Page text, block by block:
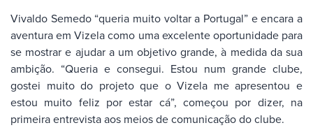
Vivaldo Semedo “queria muito voltar a Portugal” e encara a
aventura em Vizela como uma excelente oportunidade para
se mostrar e ajudar a um objetivo grande, à medida da sua
ambição. “Queria e consegui. Estou num grande clube,
gostei muito do projeto que o Vizela me apresentou e
estou muito feliz por estar cá”, começou por dizer, na
primeira entrevista aos meios de comunicação do clube.